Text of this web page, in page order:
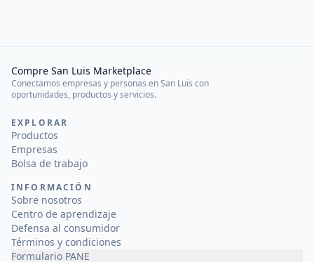
Compre San Luis Marketplace
Conectamos empresas y personas en San Luis con
oportunidades, productos y servicios.
EXPLORAR
Productos
Empresas
Bolsa de trabajo
INFORMACIÓN
Sobre nosotros
Centro de aprendizaje
Defensa al consumidor
Términos y condiciones
Formulario PANE